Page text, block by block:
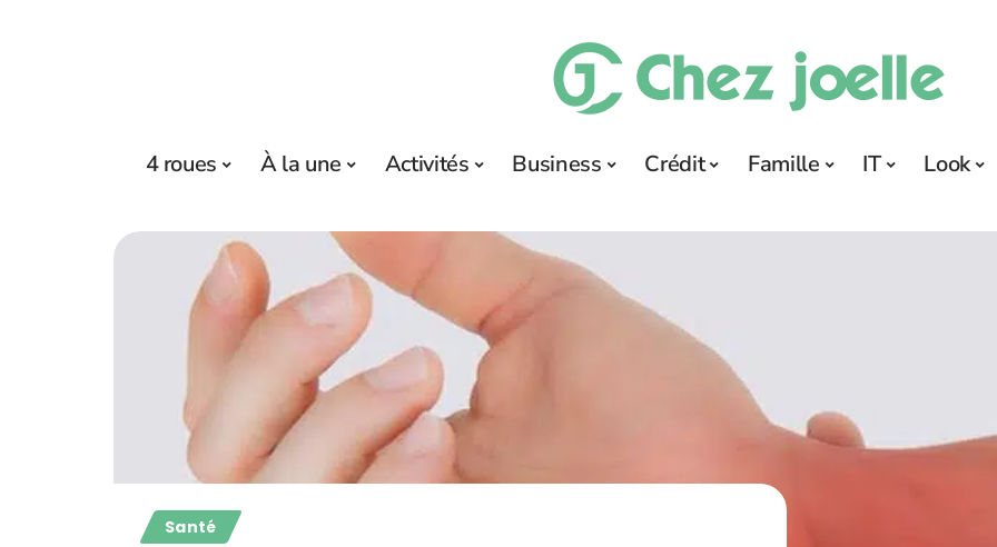
4 roues À la une Activités Business Crédit Famille IT Look
Santé